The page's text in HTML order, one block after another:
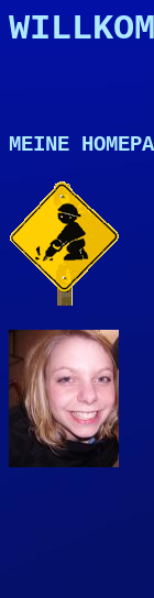
MEINE